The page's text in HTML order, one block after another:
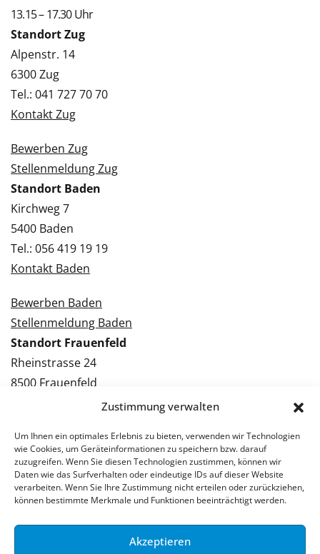
Zustimmung verwalten
Um Ihnen ein optimales Erlebnis zu bieten, verwenden wir Technologien
wie Cookies, um Geräteinformationen zu speichern bzw. darauf
zuzugreifen. Wenn Sie diesen Technologien zustimmen, können wir
Daten wie das Surfverhalten oder eindeutige IDs auf dieser Website
verarbeiten. Wenn Sie Ihre Zustimmung nicht erteilen oder zurückziehen,
können bestimmte Merkmale und Funktionen beeinträchtigt werden.
Akzeptieren
13.15 – 17.30 Uhr
Standort Zug
Alpenstr. 14
6300 Zug
Tel.: 041 727 70 70
Kontakt Zug
Bewerben Zug
Stellenmeldung Zug
Standort Baden
Kirchweg 7
5400 Baden
Tel.: 056 419 19 19
Kontakt Baden
Bewerben Baden
Stellenmeldung Baden
Standort Frauenfeld
Rheinstrasse 24
8500 Frauenfeld
Tel.: 052 224 09 09
Bewerben Frauenfeld
Stellenmeldung Frauenfeld
© 2026 Stellenpartner AG